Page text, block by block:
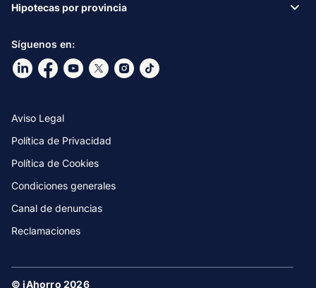
Síguenos en:
Ir a nuestro Linkdin
Ir a nuestro Facebook
Ir a nuestro canal de Youtube
Ir a nuestro X
Ir a nuestro Instagram
Ir a nuestro TikTok
© iAhorro 2026
Aviso Legal
Política de Privacidad
Política de Cookies
Condiciones generales
Canal de denuncias
Reclamaciones
Hipotecas por provincia